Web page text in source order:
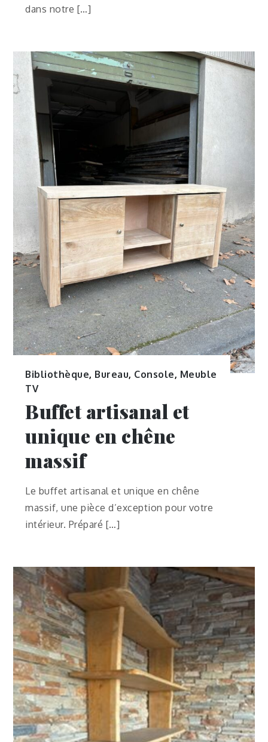
dans notre […]
Bibliothèque, Bureau, Console, Meuble
TV
Buffet artisanal et
unique en chêne
massif
Le buffet artisanal et unique en chêne
massif, une pièce d’exception pour votre
intérieur. Préparé […]